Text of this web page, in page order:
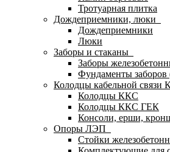
Тротуарная плитка
Дождеприемники, люки
Дождеприемники
Люки
Заборы и стаканы
Заборы
Фундаменты заборов
Колодцы кабельной связи
Колодцы ККС
Колодцы ККС ГЕК
Консоли, ерши,
Опоры ЛЭП
Стойки